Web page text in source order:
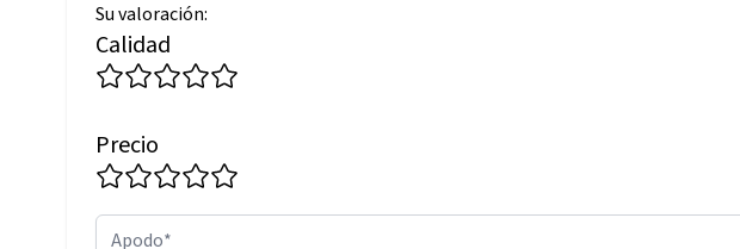
Su valoración:
Calidad
Precio
Apodo